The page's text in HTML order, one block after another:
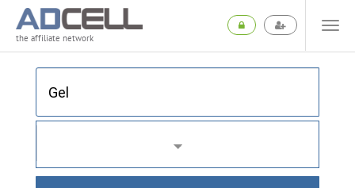
the affiliate network